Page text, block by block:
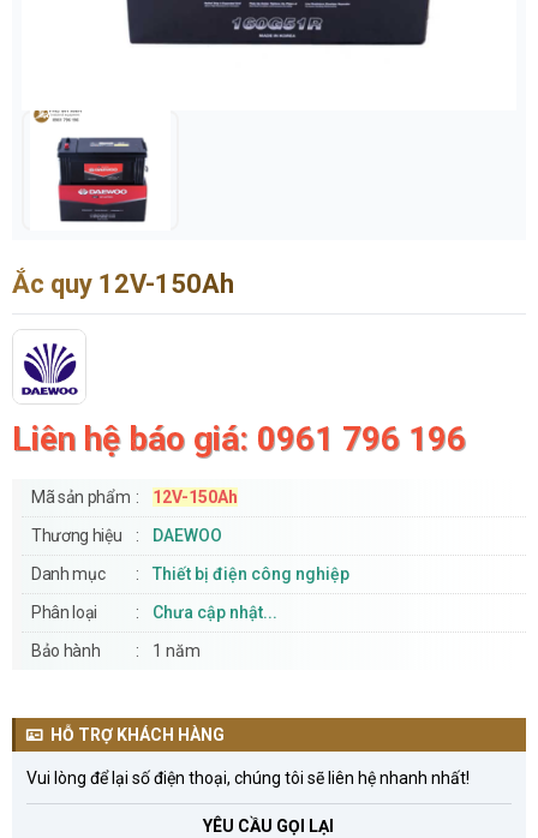
Ắc quy 12V-150Ah
Liên hệ báo giá: 0961 796 196
Mã sản phẩm
12V-150Ah
Thương hiệu
DAEWOO
Danh mục
Thiết bị điện công nghiệp
Phân loại
Chưa cập nhật...
Bảo hành
1 năm
HỖ TRỢ KHÁCH HÀNG
Vui lòng để lại số điện thoại, chúng tôi sẽ liên hệ nhanh nhất!
YÊU CẦU GỌI LẠI